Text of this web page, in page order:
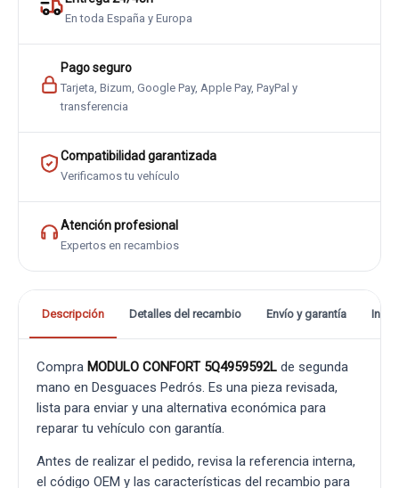
En toda España y Europa
Pago seguro
Tarjeta, Bizum, Google Pay, Apple Pay, PayPal y
transferencia
Compatibilidad garantizada
Verificamos tu vehículo
Atención profesional
Expertos en recambios
Descripción Detalles del recambio Envío y garantía
Compra MODULO CONFORT 5Q4959592L de segunda
mano en Desguaces Pedrós. Es una pieza revisada,
lista para enviar y una alternativa económica para
reparar tu vehículo con garantía.
Antes de realizar el pedido, revisa la referencia interna,
el código OEM y las características del recambio para